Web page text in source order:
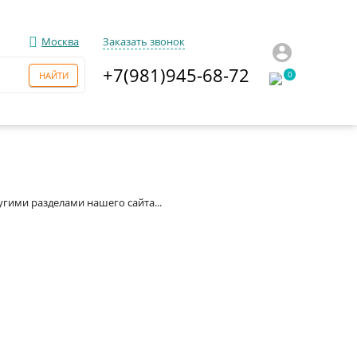
Москва Заказать звонок
+7(981)945-68-72 0
разделами нашего сайта...